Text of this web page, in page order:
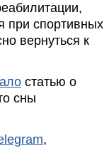
при спортивных
вернуться к
статью о
сны
,